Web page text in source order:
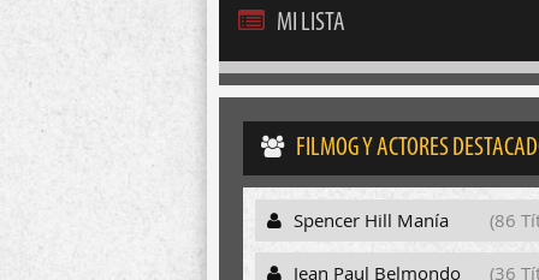
MI LISTA
FILMOG Y ACTORES
Spencer Hill Manía (86
Jean Paul Belmondo (36